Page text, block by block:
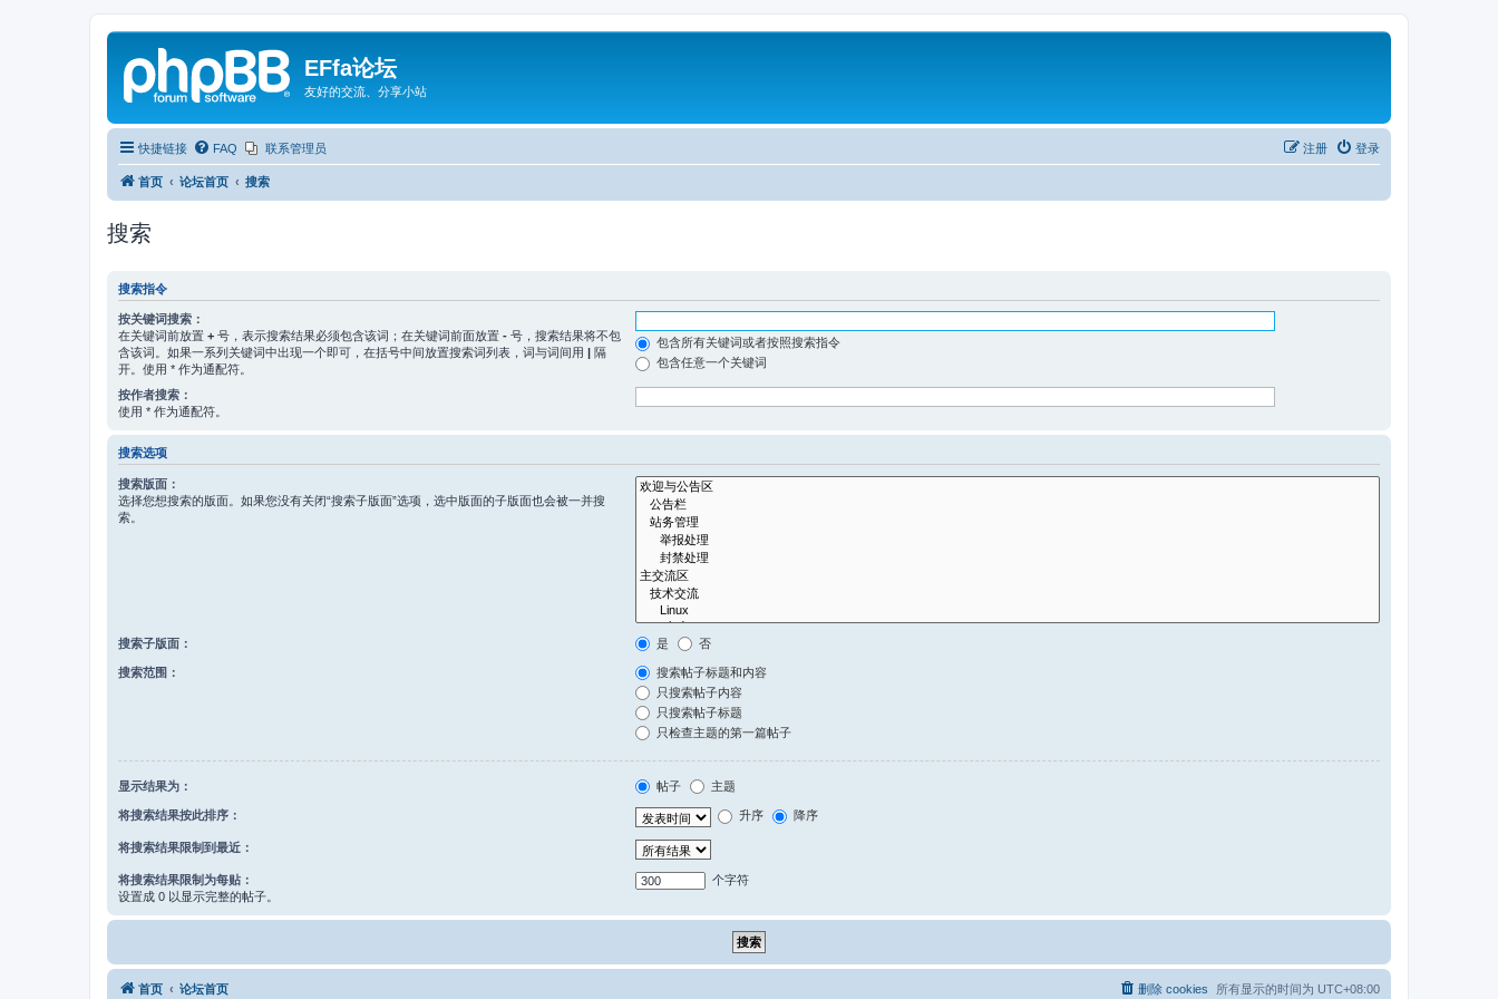
EFfa论坛
友好的交流、分享小站
快捷链接 FAQ 联系管理员 登录
注册
首页 论坛首页 搜索
搜索
搜索指令
按关键词搜索：
在关键词前放置 + 号，表示搜索结果必须包含该词；在关键词前面放置 - 号，搜索结果将不包
含该词。如果一系列关键词中出现一个即可，在括号中间放置搜索词列表，词与词间用 | 隔
开。使用 * 作为通配符。
包含所有关键词或者按照搜索指令
包含任意一个关键词
按作者搜索：
使用 * 作为通配符。
搜索选项
搜索版面：
选择您想搜索的版面。如果您没有关闭“搜索子版面”选项，选中版面的子版面也会被一并搜
索。
搜索子版面： 是 否
搜索范围：
搜索帖子标题和内容
只搜索帖子内容
只搜索帖子标题
只检查主题的第一篇帖子
显示结果为： 帖子 主题
将搜索结果按此排序： 升序 降序
将搜索结果限制到最近：
将搜索结果限制为每贴：
设置成 0 以显示完整的帖子。
个字符
首页 论坛首页 所有显示的时间为 UTC+08:00
删除 cookies